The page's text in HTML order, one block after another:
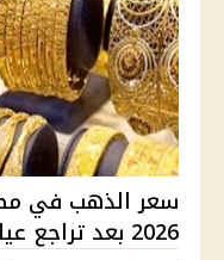
2026 بعد تراجع عيار 21 أمس